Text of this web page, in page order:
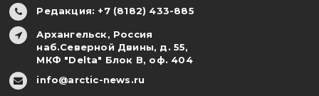
Редакция: +7 (8182) 433-885
Архангельск, Россия
наб.Северной Двины, д. 55,
МКФ "Delta" Блок В, оф. 404
info@arctic-news.ru